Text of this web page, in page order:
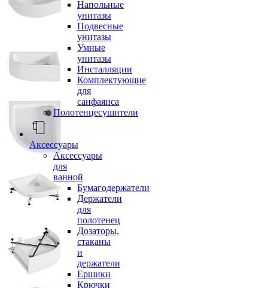
Напольные
унитазы
Подвесные
унитазы
Умные
унитазы
Инсталляции
Комплектующие
для
санфаянса
Полотенцесушители
Аксессуары
Аксессуары
для
ванной
Бумагодержатели
Держатели
для
полотенец
Дозаторы,
стаканы
и
держатели
Ершики
Крючки